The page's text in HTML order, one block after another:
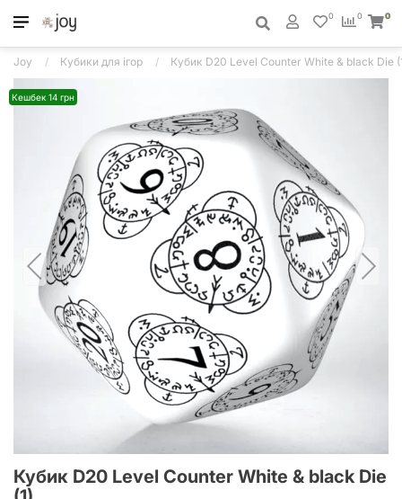
0
0 0
Joy Кубики для ігор Кубик D20 Level Counter White & black Die
Кешбек 14 грн
Кубик D20 Level Counter White & black Die